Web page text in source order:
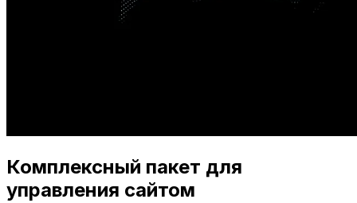
Комплексный пакет для
управления сайтом